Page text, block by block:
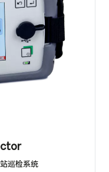
巡检系统